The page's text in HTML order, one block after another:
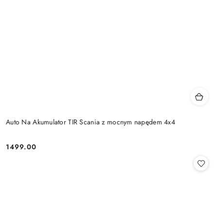
Auto Na Akumulator TIR Scania z mocnym napędem 4x4
Cena:
1499.00